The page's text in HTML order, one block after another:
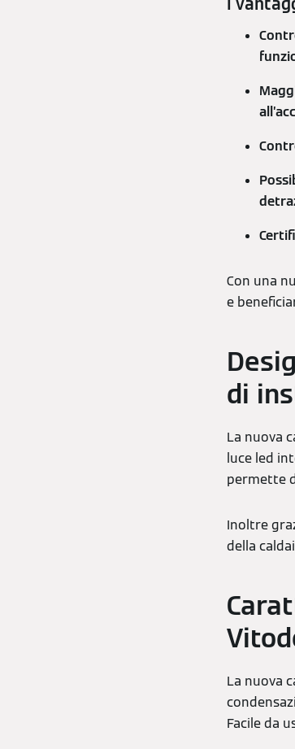
I
Con una
e
di
La nuova
luce led
permette
Inoltre
della
La nuova
Facile da